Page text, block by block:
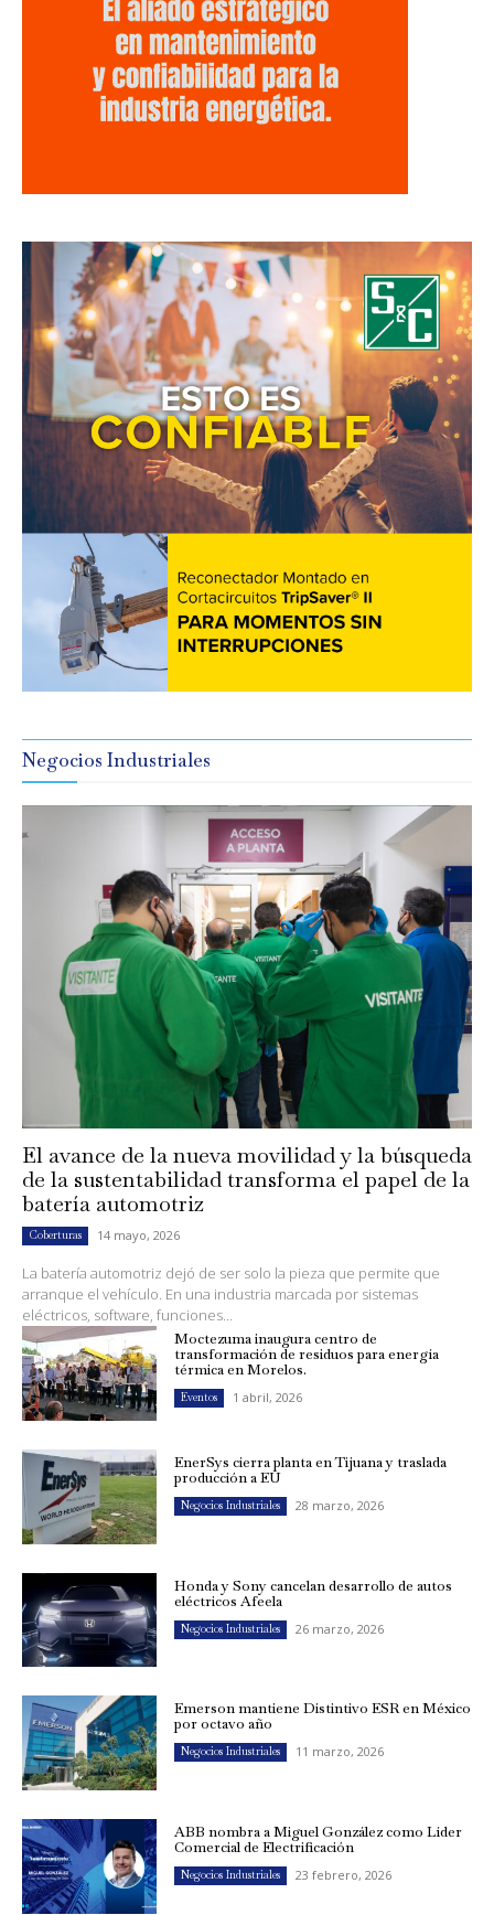
Negocios Industriales
El avance de la nueva movilidad y la búsqueda
de la sustentabilidad transforma el papel de la
batería automotriz
Coberturas 14 mayo, 2026
La batería automotriz dejó de ser solo la pieza que permite que
arranque el vehículo. En una industria marcada por sistemas
eléctricos, software, funciones...
Moctezuma inaugura centro de
transformación de residuos para energía
térmica en Morelos.
Eventos 1 abril, 2026
EnerSys cierra planta en Tijuana y traslada
producción a EU
Negocios Industriales 28 marzo, 2026
Honda y Sony cancelan desarrollo de autos
eléctricos Afeela
Negocios Industriales 26 marzo, 2026
Emerson mantiene Distintivo ESR en México
por octavo año
Negocios Industriales 11 marzo, 2026
ABB nombra a Miguel González como Líder
Comercial de Electrificación
Negocios Industriales 23 febrero, 2026